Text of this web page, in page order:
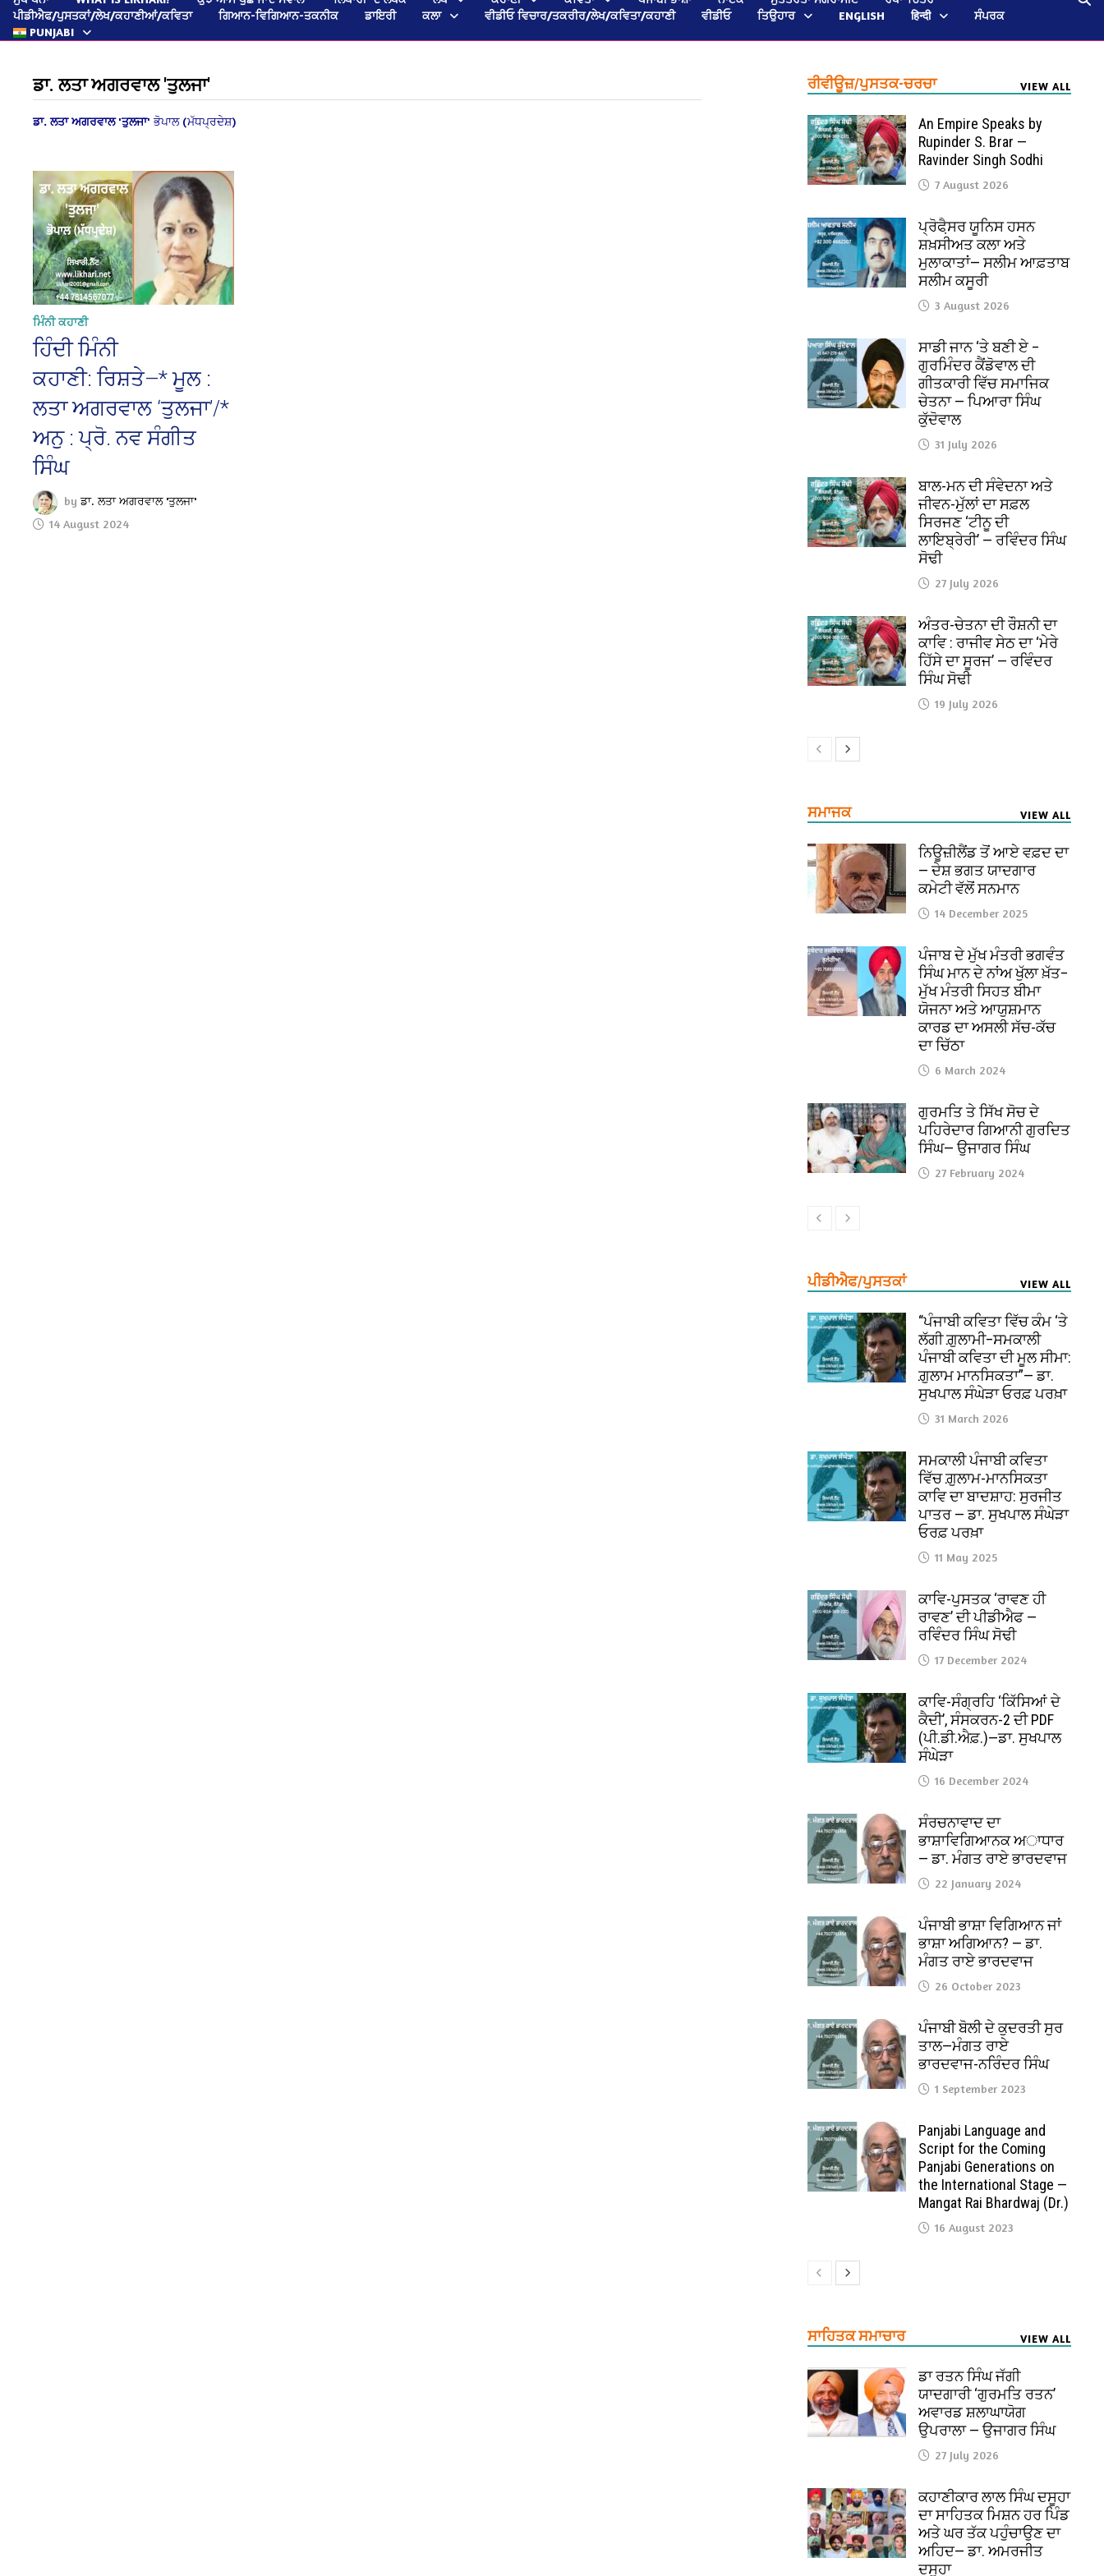
ਪੀਡੀਐਫ/ਪੁਸਤਕਾਂ/ਲੇਖ/ਕਹਾਣੀਆਂ/ਕਵਿਤਾ
ਗਿਆਨ-ਵਿਗਿਆਨ-ਤਕਨੀਕ ਡਾਇਰੀ ਕਲਾ ਵੀਡੀਓ ਵਿਚਾਰ/ਤਕਰੀਰ/ਲੇਖ/ਕਵਿਤਾ/ਕਹਾਣੀ ਵੀਡੀਓ ਤਿਉਹਾਰ ENGLISH हिन्दी
ਸੰਪਰਕ
PUNJABI
ਡਾ. ਲਤਾ ਅਗਰਵਾਲ 'ਤੁਲਜਾ'
ਡਾ. ਲਤਾ ਅਗਰਵਾਲ 'ਤੁਲਜਾ' ਭੋਪਾਲ (ਮੱਧਪ੍ਰਦੇਸ਼)
ਮਿੰਨੀ ਕਹਾਣੀ
ਹਿੰਦੀ ਮਿੰਨੀ
ਕਹਾਣੀ: ਰਿਸ਼ਤੇ—* ਮੂਲ :
ਲਤਾ ਅਗਰਵਾਲ ‘ਤੁਲਜਾ’/*
ਅਨੁ : ਪ੍ਰੋ. ਨਵ ਸੰਗੀਤ
ਸਿੰਘ
byਡਾ. ਲਤਾ ਅਗਰਵਾਲ 'ਤੁਲਜਾ'
14 August 2024
ਰੀਵੀਊਜ਼/ਪੁਸਤਕ-ਚਰਚਾ VIEW ALL
An Empire Speaks by
Rupinder S. Brar —
Ravinder Singh Sodhi
7 August 2026
ਪ੍ਰੋਫੈ਼ਸਰ ਯੂਨਿਸ ਹਸਨ
ਸ਼ਖ਼ਸੀਅਤ ਕਲਾ ਅਤੇ
ਮੁਲਾਕਾਤਾਂ— ਸਲੀਮ ਆਫ਼ਤਾਬ
ਸਲੀਮ ਕਸੂਰੀ
3 August 2026
ਸਾਡੀ ਜਾਨ ‘ਤੇ ਬਣੀ ਏ –
ਗੁਰਮਿੰਦਰ ਕੈਂਡੋਵਾਲ ਦੀ
ਗੀਤਕਾਰੀ ਵਿੱਚ ਸਮਾਜਿਕ
ਚੇਤਨਾ — ਪਿਆਰਾ ਸਿੰਘ
ਕੁੱਦੋਵਾਲ
31 July 2026
ਬਾਲ-ਮਨ ਦੀ ਸੰਵੇਦਨਾ ਅਤੇ
ਜੀਵਨ-ਮੁੱਲਾਂ ਦਾ ਸਫ਼ਲ
ਸਿਰਜਣ ‘ਟੀਨੂ ਦੀ
ਲਾਇਬ੍ਰੇਰੀ’ — ਰਵਿੰਦਰ ਸਿੰਘ
ਸੋਢੀ
27 July 2026
ਅੰਤਰ-ਚੇਤਨਾ ਦੀ ਰੌਸ਼ਨੀ ਦਾ
ਕਾਵਿ : ਰਾਜੀਵ ਸੇਠ ਦਾ ‘ਮੇਰੇ
ਹਿੱਸੇ ਦਾ ਸੂਰਜ’ — ਰਵਿੰਦਰ
ਸਿੰਘ ਸੋਢੀ
19 July 2026
ਸਮਾਜਕ VIEW ALL
ਨਿਊਜ਼ੀਲੈਂਡ ਤੋਂ ਆਏ ਵਫ਼ਦ ਦਾ
— ਦੇਸ਼ ਭਗਤ ਯਾਦਗਾਰ
ਕਮੇਟੀ ਵੱਲੋਂ ਸਨਮਾਨ
14 December 2025
ਪੰਜਾਬ ਦੇ ਮੁੱਖ ਮੰਤਰੀ ਭਗਵੰਤ
ਸਿੰਘ ਮਾਨ ਦੇ ਨਾਂਅ ਖੁੱਲਾ ਖ਼ੱਤ–
ਮੁੱਖ ਮੰਤਰੀ ਸਿਹਤ ਬੀਮਾ
ਯੋਜਨਾ ਅਤੇ ਆਯੁਸ਼ਮਾਨ
ਕਾਰਡ ਦਾ ਅਸਲੀ ਸੱਚ-ਕੱਚ
ਦਾ ਚਿੱਠਾ
6 March 2024
ਗੁਰਮਤਿ ਤੇ ਸਿੱਖ ਸੋਚ ਦੇ
ਪਹਿਰੇਦਾਰ ਗਿਆਨੀ ਗੁਰਦਿਤ
ਸਿੰਘ— ਉਜਾਗਰ ਸਿੰਘ
27 February 2024
ਪੀਡੀਐਫ/ਪੁਸਤਕਾਂ VIEW ALL
“ਪੰਜਾਬੀ ਕਵਿਤਾ ਵਿੱਚ ਕੰਮ ‘ਤੇ
ਲੱਗੀ ਗ਼ੁਲਾਮੀ–ਸਮਕਾਲੀ
ਪੰਜਾਬੀ ਕਵਿਤਾ ਦੀ ਮੂਲ ਸੀਮਾ:
ਗ਼ੁਲਾਮ ਮਾਨਸਿਕਤਾ”— ਡਾ.
ਸੁਖਪਾਲ ਸੰਘੇੜਾ ਓਰਫ਼ ਪਰਖ਼ਾ
31 March 2026
ਸਮਕਾਲੀ ਪੰਜਾਬੀ ਕਵਿਤਾ
ਵਿੱਚ ਗ਼ੁਲਾਮ-ਮਾਨਸਿਕਤਾ
ਕਾਵਿ ਦਾ ਬਾਦਸ਼ਾਹ: ਸੁਰਜੀਤ
ਪਾਤਰ — ਡਾ. ਸੁਖਪਾਲ ਸੰਘੇੜਾ
ਓਰਫ਼ ਪਰਖ਼ਾ
11 May 2025
ਕਾਵਿ-ਪੁਸਤਕ ‘ਰਾਵਣ ਹੀ
ਰਾਵਣ’ ਦੀ ਪੀਡੀਐਫ —
ਰਵਿੰਦਰ ਸਿੰਘ ਸੋਢੀ
17 December 2024
ਕਾਵਿ-ਸੰਗ੍ਰਹਿ ‘ਕਿੱਸਿਆਂ ਦੇ
ਕੈਦੀ’, ਸੰਸਕਰਨ-2 ਦੀ PDF
(ਪੀ.ਡੀ.ਐਫ਼.)—ਡਾ. ਸੁਖਪਾਲ
ਸੰਘੇੜਾ
16 December 2024
ਸੰਰਚਨਾਵਾਦ ਦਾ
ਭਾਸ਼ਾਵਿਗਿਆਨਕ ਅਾਧਾਰ
— ਡਾ. ਮੰਗਤ ਰਾਏ ਭਾਰਦਵਾਜ
22 January 2024
ਪੰਜਾਬੀ ਭਾਸ਼ਾ ਵਿਗਿਆਨ ਜਾਂ
ਭਾਸ਼ਾ ਅਗਿਆਨ? — ਡਾ.
ਮੰਗਤ ਰਾਏ ਭਾਰਦਵਾਜ
26 October 2023
ਪੰਜਾਬੀ ਬੋਲੀ ਦੇ ਕੁਦਰਤੀ ਸੁਰ
ਤਾਲ—ਮੰਗਤ ਰਾਏ
ਭਾਰਦਵਾਜ-ਨਰਿੰਦਰ ਸਿੰਘ
1 September 2023
Panjabi Language and
Script for the Coming
Panjabi Generations on
the International Stage —
Mangat Rai Bhardwaj (Dr.)
16 August 2023
ਸਾਹਿਤਕ ਸਮਾਚਾਰ VIEW ALL
ਡਾ ਰਤਨ ਸਿੰਘ ਜੱਗੀ
ਯਾਦਗਾਰੀ ‘ਗੁਰਮਤਿ ਰਤਨ’
ਅਵਾਰਡ ਸ਼ਲਾਘਾਯੋਗ
ਉਪਰਾਲਾ — ਉਜਾਗਰ ਸਿੰਘ
27 July 2026
ਕਹਾਣੀਕਾਰ ਲਾਲ ਸਿੰਘ ਦਸੂਹਾ
ਦਾ ਸਾਹਿਤਕ ਮਿਸ਼ਨ ਹਰ ਪਿੰਡ
ਅਤੇ ਘਰ ਤੱਕ ਪਹੁੰਚਾਉਣ ਦਾ
ਅਹਿਦ— ਡਾ. ਅਮਰਜੀਤ
ਦਸੂਹਾ